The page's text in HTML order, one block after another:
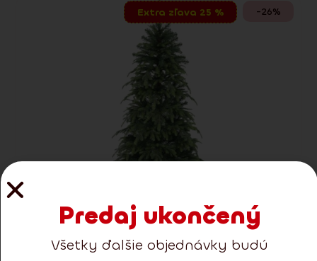
-26%
Extra zľava 25 %
Predaj ukončený
Všetky ďalšie objednávky budú